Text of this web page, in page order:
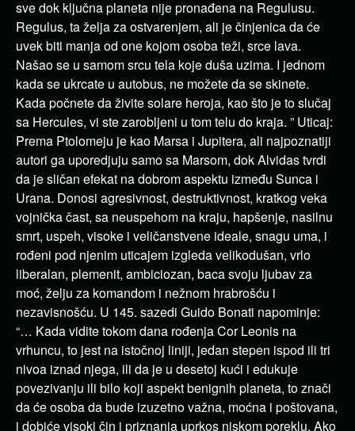
sve dok ključna planeta nije pronađena na Regulusu.
Regulus, ta želja za ostvarenjem, ali je činjenica da će
uvek biti manja od one kojom osoba teži, srce lava.
Našao se u samom srcu tela koje duša uzima. I jednom
kada se ukrcate u autobus, ne možete da se skinete.
Kada počnete da živite solare heroja, kao što je to slučaj
sa Hercules, vi ste zarobljeni u tom telu do kraja. ” Uticaj:
Prema Ptolomeju je kao Marsa i Jupitera, ali najpoznatiji
autori ga uporedjuju samo sa Marsom, dok Alvidas tvrdi
da je sličan efekat na dobrom aspektu između Sunca i
Urana. Donosi agresivnost, destruktivnost, kratkog veka
vojnička čast, sa neuspehom na kraju, hapšenje, nasilnu
smrt, uspeh, visoke i veličanstvene ideale, snagu uma, i
rođeni pod njenim uticajem izgleda velikodušan, vrlo
liberalan, plemenit, ambiciozan, baca svoju ljubav za
moć, želju za komandom i nežnom hrabrošću i
nezavisnošću. U 145. sazedi Guido Bonati napominje:
“… Kada vidite tokom dana rođenja Cor Leonis na
vrhuncu, to jest na istočnoj liniji, jedan stepen ispod ili tri
nivoa iznad njega, ili da je u desetoj kući i edukuje
povezivanju ili bilo koji aspekt benignih planeta, to znači
da će osoba da bude izuzetno važna, moćna i poštovana,
i dobiće visoki čin i priznanja uprkos niskom poreklu. Ako